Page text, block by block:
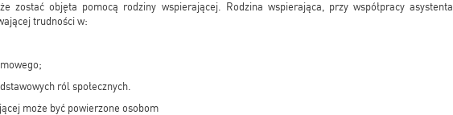
zostać objęta pomocą rodziny wspierającej. Rodzina wspierająca, przy współpracy asystenta
trudności w:
ról społecznych.
może być powierzone osobom